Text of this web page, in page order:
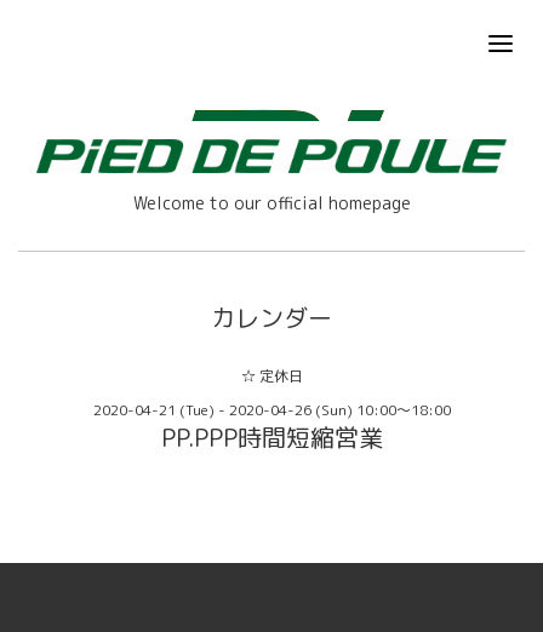
Welcome to our official homepage
カレンダー
☆ 定休日
2020-04-21 (Tue) - 2020-04-26 (Sun) 10:00～18:00
PP.PPP時間短縮営業